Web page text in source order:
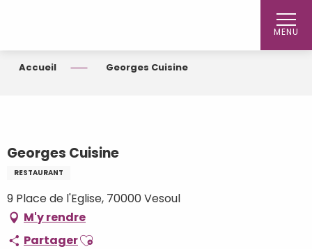
MENU
Accueil Georges Cuisine
Georges Cuisine
RESTAURANT
9 Place de l'Eglise, 70000 Vesoul
M'y rendre
PartagerAjouter aux favoris